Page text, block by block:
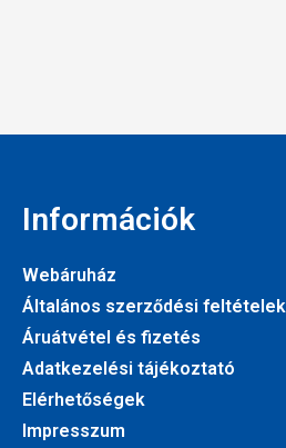
Információk
Webáruház
Általános szerződési feltételek
Áruátvétel és fizetés
Adatkezelési tájékoztató
Elérhetőségek
Impresszum